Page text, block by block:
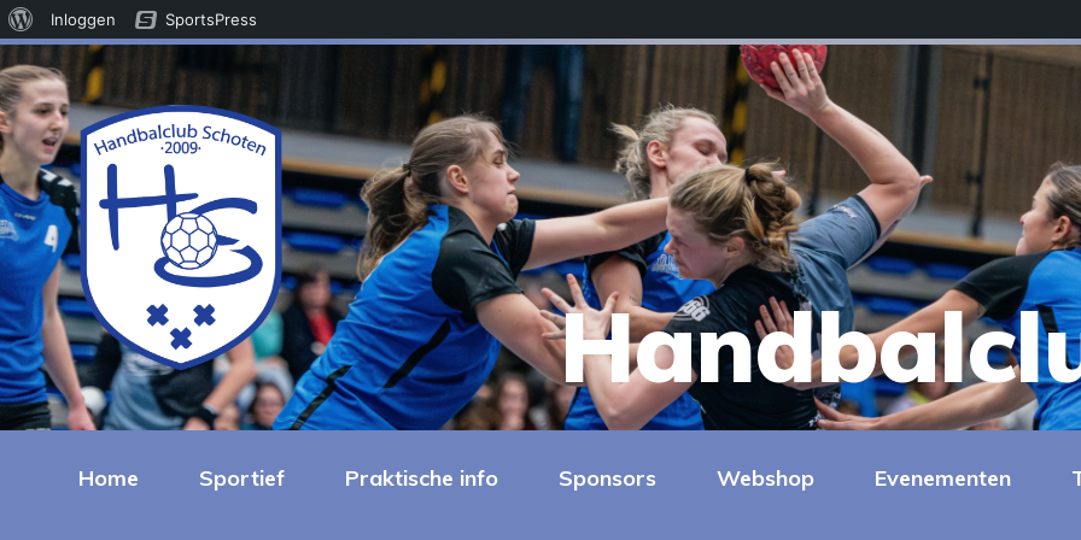
Home Sportief Praktische info Sponsors Webshop Evenementen
Over
WordPress
Inloggen
SportsPress